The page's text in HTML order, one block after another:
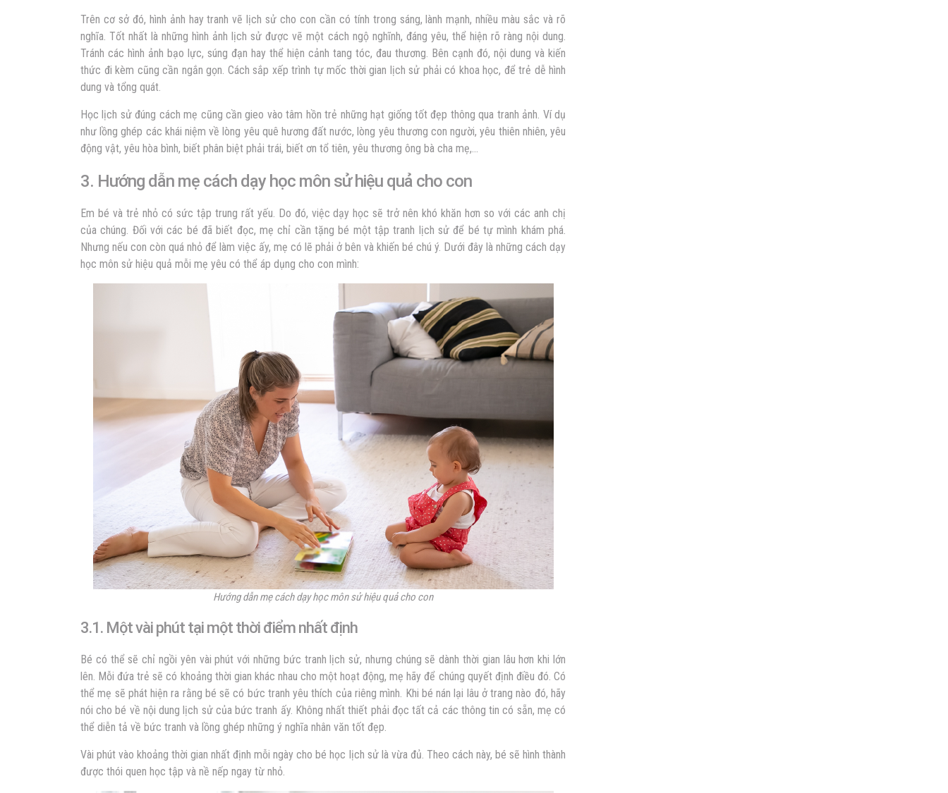
Trên cơ sở đó, hình ảnh hay tranh vẽ lịch sử cho con cần có tính trong sáng, lành mạnh, nhiều màu sắc và rõ
nghĩa. Tốt nhất là những hình ảnh lịch sử được vẽ một cách ngộ nghĩnh, đáng yêu, thể hiện rõ ràng nội dung.
Tránh các hình ảnh bạo lực, súng đạn hay thể hiện cảnh tang tóc, đau thương. Bên cạnh đó, nội dung và kiến
thức đi kèm cũng cần ngắn gọn. Cách sắp xếp trình tự mốc thời gian lịch sử phải có khoa học, để trẻ dễ hình
dung và tổng quát.
Học lịch sử đúng cách mẹ cũng cần gieo vào tâm hồn trẻ những hạt giống tốt đẹp thông qua tranh ảnh. Ví dụ
như lồng ghép các khái niệm về lòng yêu quê hương đất nước, lòng yêu thương con người, yêu thiên nhiên, yêu
động vật, yêu hòa bình, biết phân biệt phải trái, biết ơn tổ tiên, yêu thương ông bà cha mẹ,…
3. Hướng dẫn mẹ cách dạy học môn sử hiệu quả cho con
Em bé và trẻ nhỏ có sức tập trung rất yếu. Do đó, việc dạy học sẽ trở nên khó khăn hơn so với các anh chị
của chúng. Đối với các bé đã biết đọc, mẹ chỉ cần tặng bé một tập tranh lịch sử để bé tự mình khám phá.
Nhưng nếu con còn quá nhỏ để làm việc ấy, mẹ có lẽ phải ở bên và khiến bé chú ý. Dưới đây là những cách dạy
học môn sử hiệu quả mỗi mẹ yêu có thể áp dụng cho con mình:
Hướng dẫn mẹ cách dạy học môn sử hiệu quả cho con
3.1. Một vài phút tại một thời điểm nhất định
Bé có thể sẽ chỉ ngồi yên vài phút với những bức tranh lịch sử, nhưng chúng sẽ dành thời gian lâu hơn khi lớn
lên. Mỗi đứa trẻ sẽ có khoảng thời gian khác nhau cho một hoạt động, mẹ hãy để chúng quyết định điều đó. Có
thể mẹ sẽ phát hiện ra rằng bé sẽ có bức tranh yêu thích của riêng mình. Khi bé nán lại lâu ở trang nào đó, hãy
nói cho bé về nội dung lịch sử của bức tranh ấy. Không nhất thiết phải đọc tất cả các thông tin có sẵn, mẹ có
thể diễn tả về bức tranh và lồng ghép những ý nghĩa nhân văn tốt đẹp.
Vài phút vào khoảng thời gian nhất định mỗi ngày cho bé học lịch sử là vừa đủ. Theo cách này, bé sẽ hình thành
được thói quen học tập và nề nếp ngay từ nhỏ.